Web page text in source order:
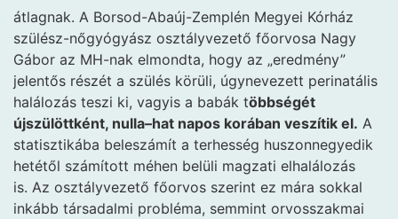
átlagnak. A Borsod-Abaúj-Zemplén Megyei Kórház
szülész-nőgyógyász osztályvezető főorvosa Nagy
Gábor az MH-nak elmondta, hogy az „eredmény”
jelentős részét a szülés körüli, úgynevezett perinatális
halálozás teszi ki, vagy­is a babák többségét
újszülöttként, nulla–hat napos korában veszítik el. A
statisztikába beleszámít a terhesség huszonnegyedik
hetétől számított méhen belüli magzati elhalálozás
is. Az osztályvezető főorvos szerint ez mára sokkal
inkább társadalmi probléma, semmint orvosszakmai